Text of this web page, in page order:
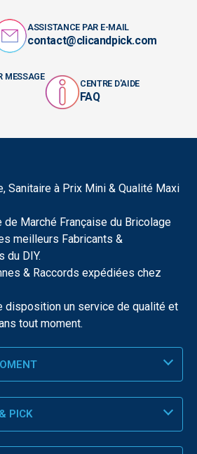
ASSISTANCE PAR E-MAIL
contact@clicandpick.com
MESSAGE
CENTRE D'AIDE
FAQ
Sanitaire à Prix Mini & Qualité Maxi
Marché Française du Bricolage
meilleurs Fabricants &
du DIY.
& Raccords expédiées chez
disposition un service de qualité et
tout moment.
PICK